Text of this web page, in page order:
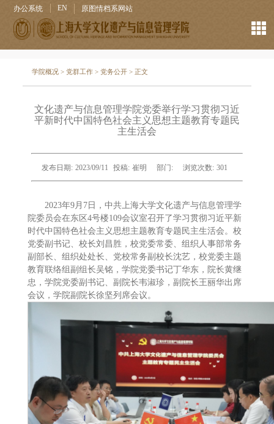
办公系统 EN 原图情档系网站
学院概况 >党群工作 >党务公开 > 正文
文化遗产与信息管理学院党委举行学习贯彻习近
平新时代中国特色社会主义思想主题教育专题民
主生活会
发布日期: 2023/09/11 投稿: 崔明 部门: 浏览次数: 301
2023年9月7日，中共上海大学文化遗产与信息管理学
院委员会在东区4号楼109会议室召开了学习贯彻习近平新
时代中国特色社会主义思想主题教育专题民主生活会。校
党委副书记、校长刘昌胜，校党委常委、组织人事部常务
副部长、组织处处长、党校常务副校长沈艺，校党委主题
教育联络组副组长吴铭，学院党委书记丁华东，院长黄继
忠，学院党委副书记、副院长韦淑珍，副院长王丽华出席
会议，学院副院长徐坚列席会议。